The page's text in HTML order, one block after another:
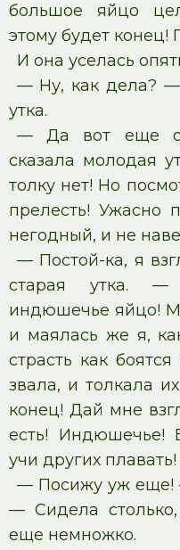
большое яйцо
этому будет конец!
И она уселась
— Ну, как дела? —
утка.
— Да вот еще
сказала молодая
толку нет! Но
прелесть! Ужасно
негодный, и не
— Постой-ка, я
старая утка. —
индюшечье яйцо!
и маялась же я,
страсть как
звала, и толкала
конец! Дай мне
есть! Индюшечье!
учи других плавать!
— Посижу уж еще!
— Сидела
еще немножко.